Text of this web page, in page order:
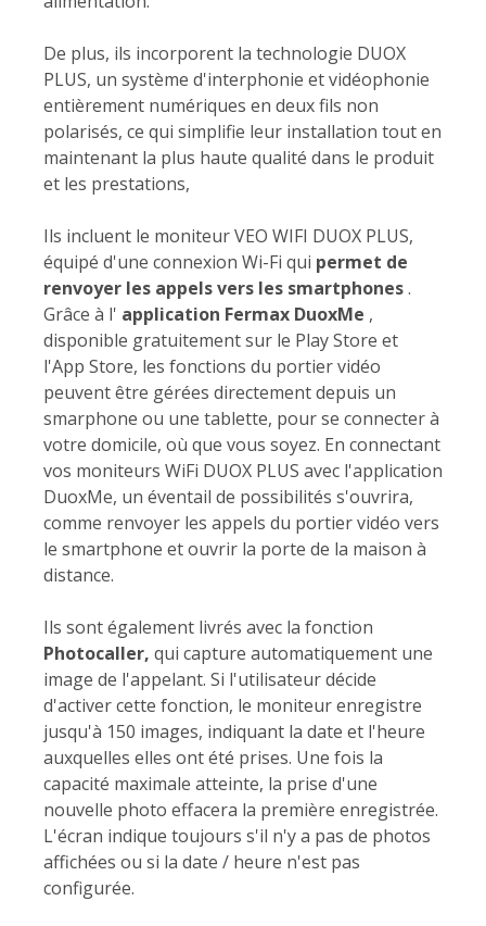
De plus, ils incorporent la technologie DUOX
PLUS, un système d'interphonie et vidéophonie
entièrement numériques en deux fils non
polarisés, ce qui simplifie leur installation tout en
maintenant la plus haute qualité dans le produit
et les prestations,
Ils incluent le moniteur VEO WIFI DUOX PLUS,
équipé d'une connexion Wi-Fi qui permet de
renvoyer les appels vers les smartphones.
Grâce à l' application Fermax DuoxMe ,
disponible gratuitement sur le Play Store et
l'App Store, les fonctions du portier vidéo
peuvent être gérées directement depuis un
smarphone ou une tablette, pour se connecter à
votre domicile, où que vous soyez. En connectant
vos moniteurs WiFi DUOX PLUS avec l'application
DuoxMe, un éventail de possibilités s'ouvrira,
comme renvoyer les appels du portier vidéo vers
le smartphone et ouvrir la porte de la maison à
distance.
Ils sont également livrés avec la fonction
Photocaller, qui capture automatiquement une
image de l'appelant. Si l'utilisateur décide
d'activer cette fonction, le moniteur enregistre
jusqu'à 150 images, indiquant la date et l'heure
auxquelles elles ont été prises. Une fois la
capacité maximale atteinte, la prise d'une
nouvelle photo effacera la première enregistrée.
L'écran indique toujours s'il n'y a pas de photos
affichées ou si la date / heure n'est pas
configurée.